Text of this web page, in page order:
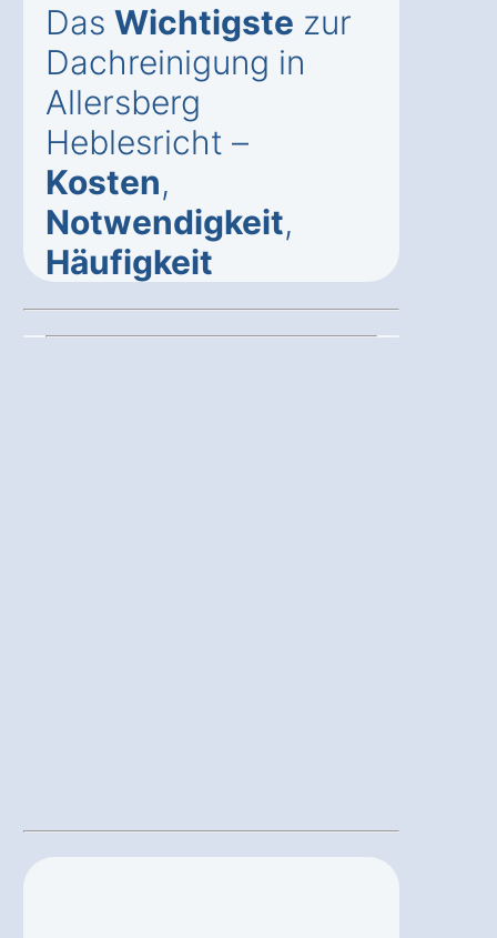
Das Wichtigste zur
Dachreinigung in
Allersberg
Heblesricht –
Kosten,
Notwendigkeit,
Häufigkeit